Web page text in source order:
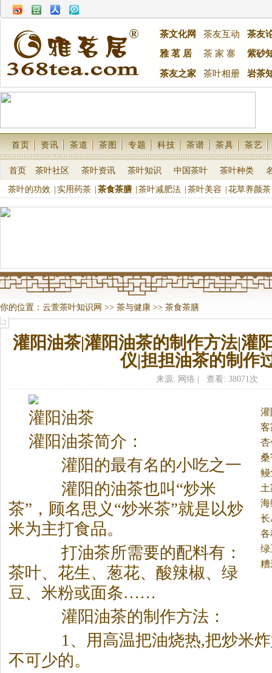
茶文化网 茶友互动
茶友
雅 茗 居
茶 家 寨 紫砂
茶友之家 茶叶相册 岩茶
首页 资讯 茶道 茶图 专题 科技 茶谱 茶具 茶艺
首页 茶叶社区 茶叶资讯 茶叶知识 中国茶叶 茶叶种类
茶叶的功效 实用药茶 茶食茶膳 茶叶减肥法 茶叶美容 花草养颜茶
你的位置： 云萱茶叶知识网 >> 茶与健康 >> 茶食茶膳
灌阳油茶|灌阳油茶的制作方法|灌
仪|担担油茶的制作
来源: 网络 | 查看: 38071次
蛋
灌阳油茶
灌阳油茶简介：
灌阳的最有名的小吃之一
灌阳的油茶也叫“炒米
茶”，顾名思义“炒米茶”就是以炒
米为主打食品。
打油茶所需要的配料有：
茶叶、花生、葱花、酸辣椒、绿
豆、米粉或面条……
灌阳油茶的制作方法：
1、用高温把油烧热,把炒米炸
不可少的。